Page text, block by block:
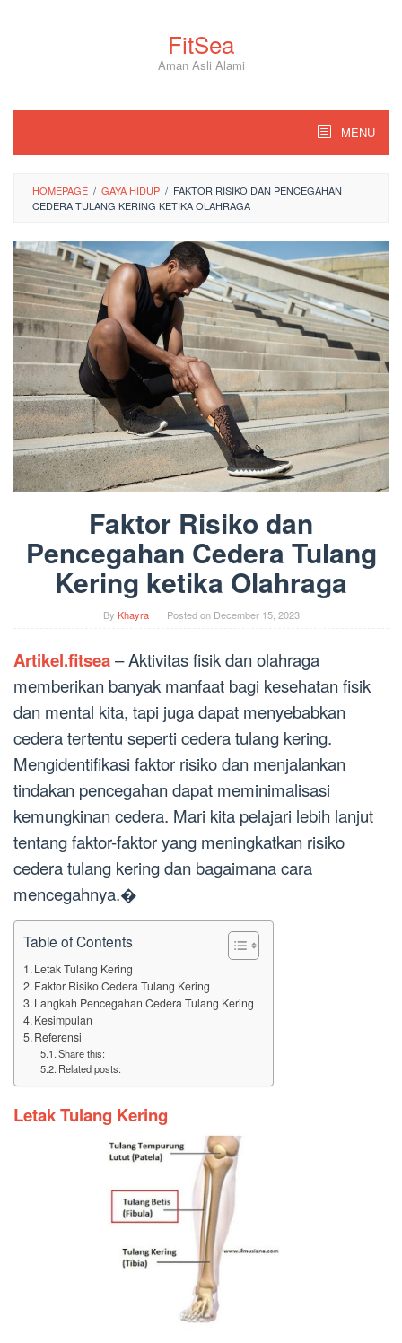
FitSea
Aman Asli Alami
MENU
HOMEPAGE / GAYA HIDUP / FAKTOR RISIKO DAN PENCEGAHAN
CEDERA TULANG KERING KETIKA OLAHRAGA
Faktor Risiko dan
Pencegahan Cedera Tulang
Kering ketika Olahraga
By Khayra Posted on December 15, 2023
Artikel.fitsea– Aktivitas fisik dan olahraga
memberikan banyak manfaat bagi kesehatan fisik
dan mental kita, tapi juga dapat menyebabkan
cedera tertentu seperti cedera tulang kering.
Mengidentifikasi faktor risiko dan menjalankan
tindakan pencegahan dapat meminimalisasi
kemungkinan cedera. Mari kita pelajari lebih lanjut
tentang faktor-faktor yang meningkatkan risiko
cedera tulang kering dan bagaimana cara
mencegahnya.�
Table of Contents
Letak Tulang Kering
Faktor Risiko Cedera Tulang Kering
Langkah Pencegahan Cedera Tulang Kering
Kesimpulan
Referensi
Share this:
Related posts:
Letak Tulang Kering